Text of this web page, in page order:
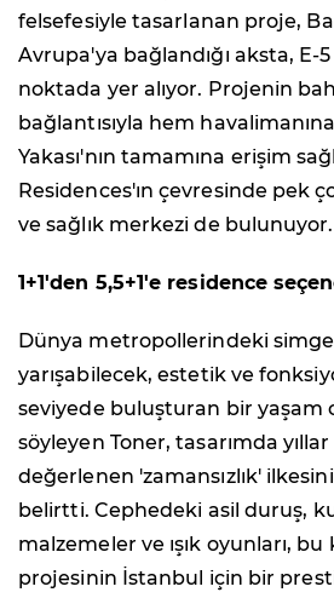
felsefesiyle tasarlanan proje,
Avrupa'ya bağlandığı aksta, E-
noktada yer alıyor. Projenin
bağlantısıyla hem
Yakası'nın tamamına erişim
Residences'ın çevresinde pek
ve sağlık merkezi de bulunuyor.
1+1'den 5,5+1'e residence
Dünya metropollerindeki simge
yarışabilecek, estetik ve
seviyede buluşturan bir yaşam
söyleyen Toner, tasarımda
değerlenen 'zamansızlık'
belirtti. Cephedeki asil duruş,
malzemeler ve ışık oyunları,
projesinin İstanbul için bir